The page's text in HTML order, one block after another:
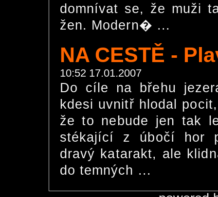
domnívat se, že muži
žen. Modern� ...
NA CESTĚ -
10:52 17.01.2007
Do cíle na břehu
kdesi uvnitř hlodal
že to nebude jen tak
stékající z úbočí hor
dravý katarakt, ale
do temných ...